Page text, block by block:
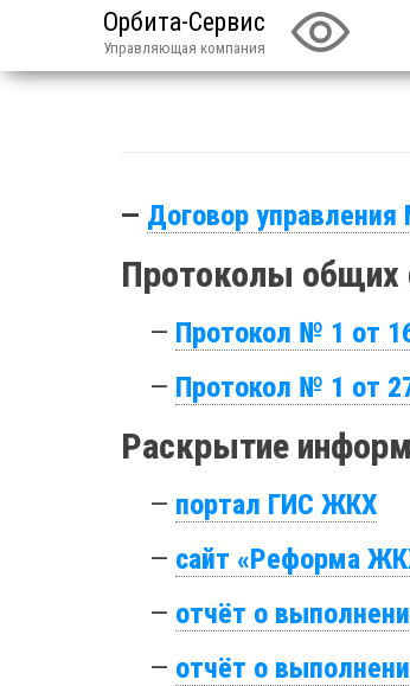
Орбита-Сервис
Управляющая компания
— Договор
Протоколы общих
— Протокол № 1 от
— Протокол № 1 от
Раскрытие
— портал ГИС ЖКХ
— сайт «Реформа
— отчёт о
— отчёт о